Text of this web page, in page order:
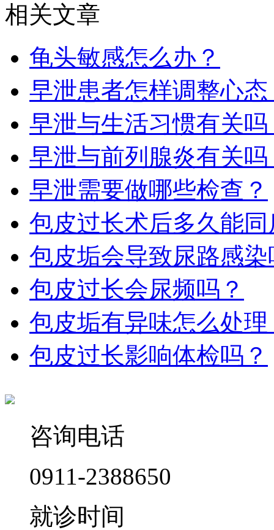
相关文章
龟头敏感怎么办？​
早泄患者怎样调整心态​​
早泄与生活习惯有关吗​
早泄与前列腺炎有关吗​
早泄需要做哪些检查​？
包皮过长术后多久能同
包皮垢会导致尿路感染
包皮过长会尿频吗？
包皮垢有异味怎么处理
包皮过长影响体检吗？
咨询电话
0911-2388650
就诊时间